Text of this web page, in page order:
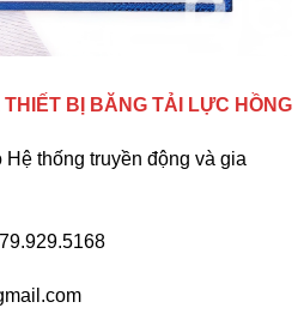
BỊ BĂNG TẢI LỰC HỒNG
Hệ thống truyền động và gia